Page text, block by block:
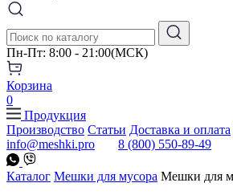
Пн-Пт: 8:00 - 21:00(МСК)
Корзина
0
Продукция
Производство Статьи Доставка и оплата
info@meshki.pro
8 (800) 550-89-49
Каталог Мешки для мусора Мешки для